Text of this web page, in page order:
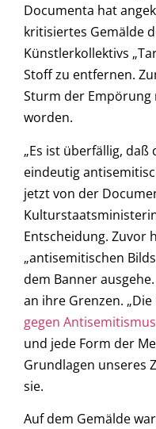
Documenta hat
kritisiertes Gemälde
Künstlerkollektivs
Stoff zu entfernen.
Sturm der
worden.
„Es ist überfällig, daß
eindeutig
jetzt von der
Entscheidung. Zuvor
„antisemitischen
dem Banner
an ihre Grenzen.
gegen Antisemitismus
und jede Form der
Grundlagen unseres
sie.
Auf dem Gemälde